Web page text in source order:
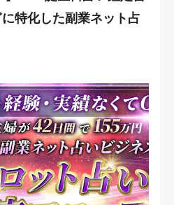
特化した副業ネット占